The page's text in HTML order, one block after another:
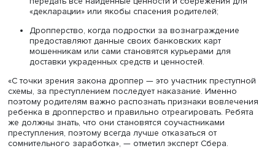
Среди основных угроз эксперт Сбера назвал:
Мошенничество в онлайн-играх, когда
игровую валюту просят ребят сообщить данные
банковских карт родителей;
Звонок от «представителя силовых структур»,
требующего провести «видеообыск» в квартире
доме, где проживает ребенок, а затем
передать все найденные ценности и сбережения
«декларации» или якобы спасения родителей;